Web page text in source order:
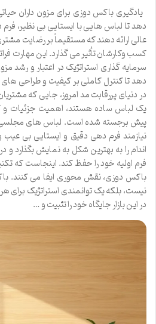
یادگیری باکس دوزی برای مزون داران
دهد تا لباس هایی با ایستایی بی نظیر،
عالی ارائه دهند که مستقیماً بر رضایت
کسب وکارشان تأثیر می گذارد. این مهارت
سرمایه گذاری استراتژیک در اعتبار و رشد
دهد تا کنترل کاملی بر کیفیت و طراحی
در دنیای پررقابت مد امروز، جایی که
یک لباس ساده هستند، اهمیت جزئیات
پیش برجسته شده است. لباس های
نیازمند فرم دهی دقیق و ایستایی بی عیب
اندام را به بهترین شکل به نمایش بگذارد
فرم اولیه خود را حفظ کند. اینجاست که
باکس دوزی، نقش محوری ایفا می کنند.
نیست، بلکه یک توانمندی استراتژیک
در این بازار جایگاه خود را تثبیت و …